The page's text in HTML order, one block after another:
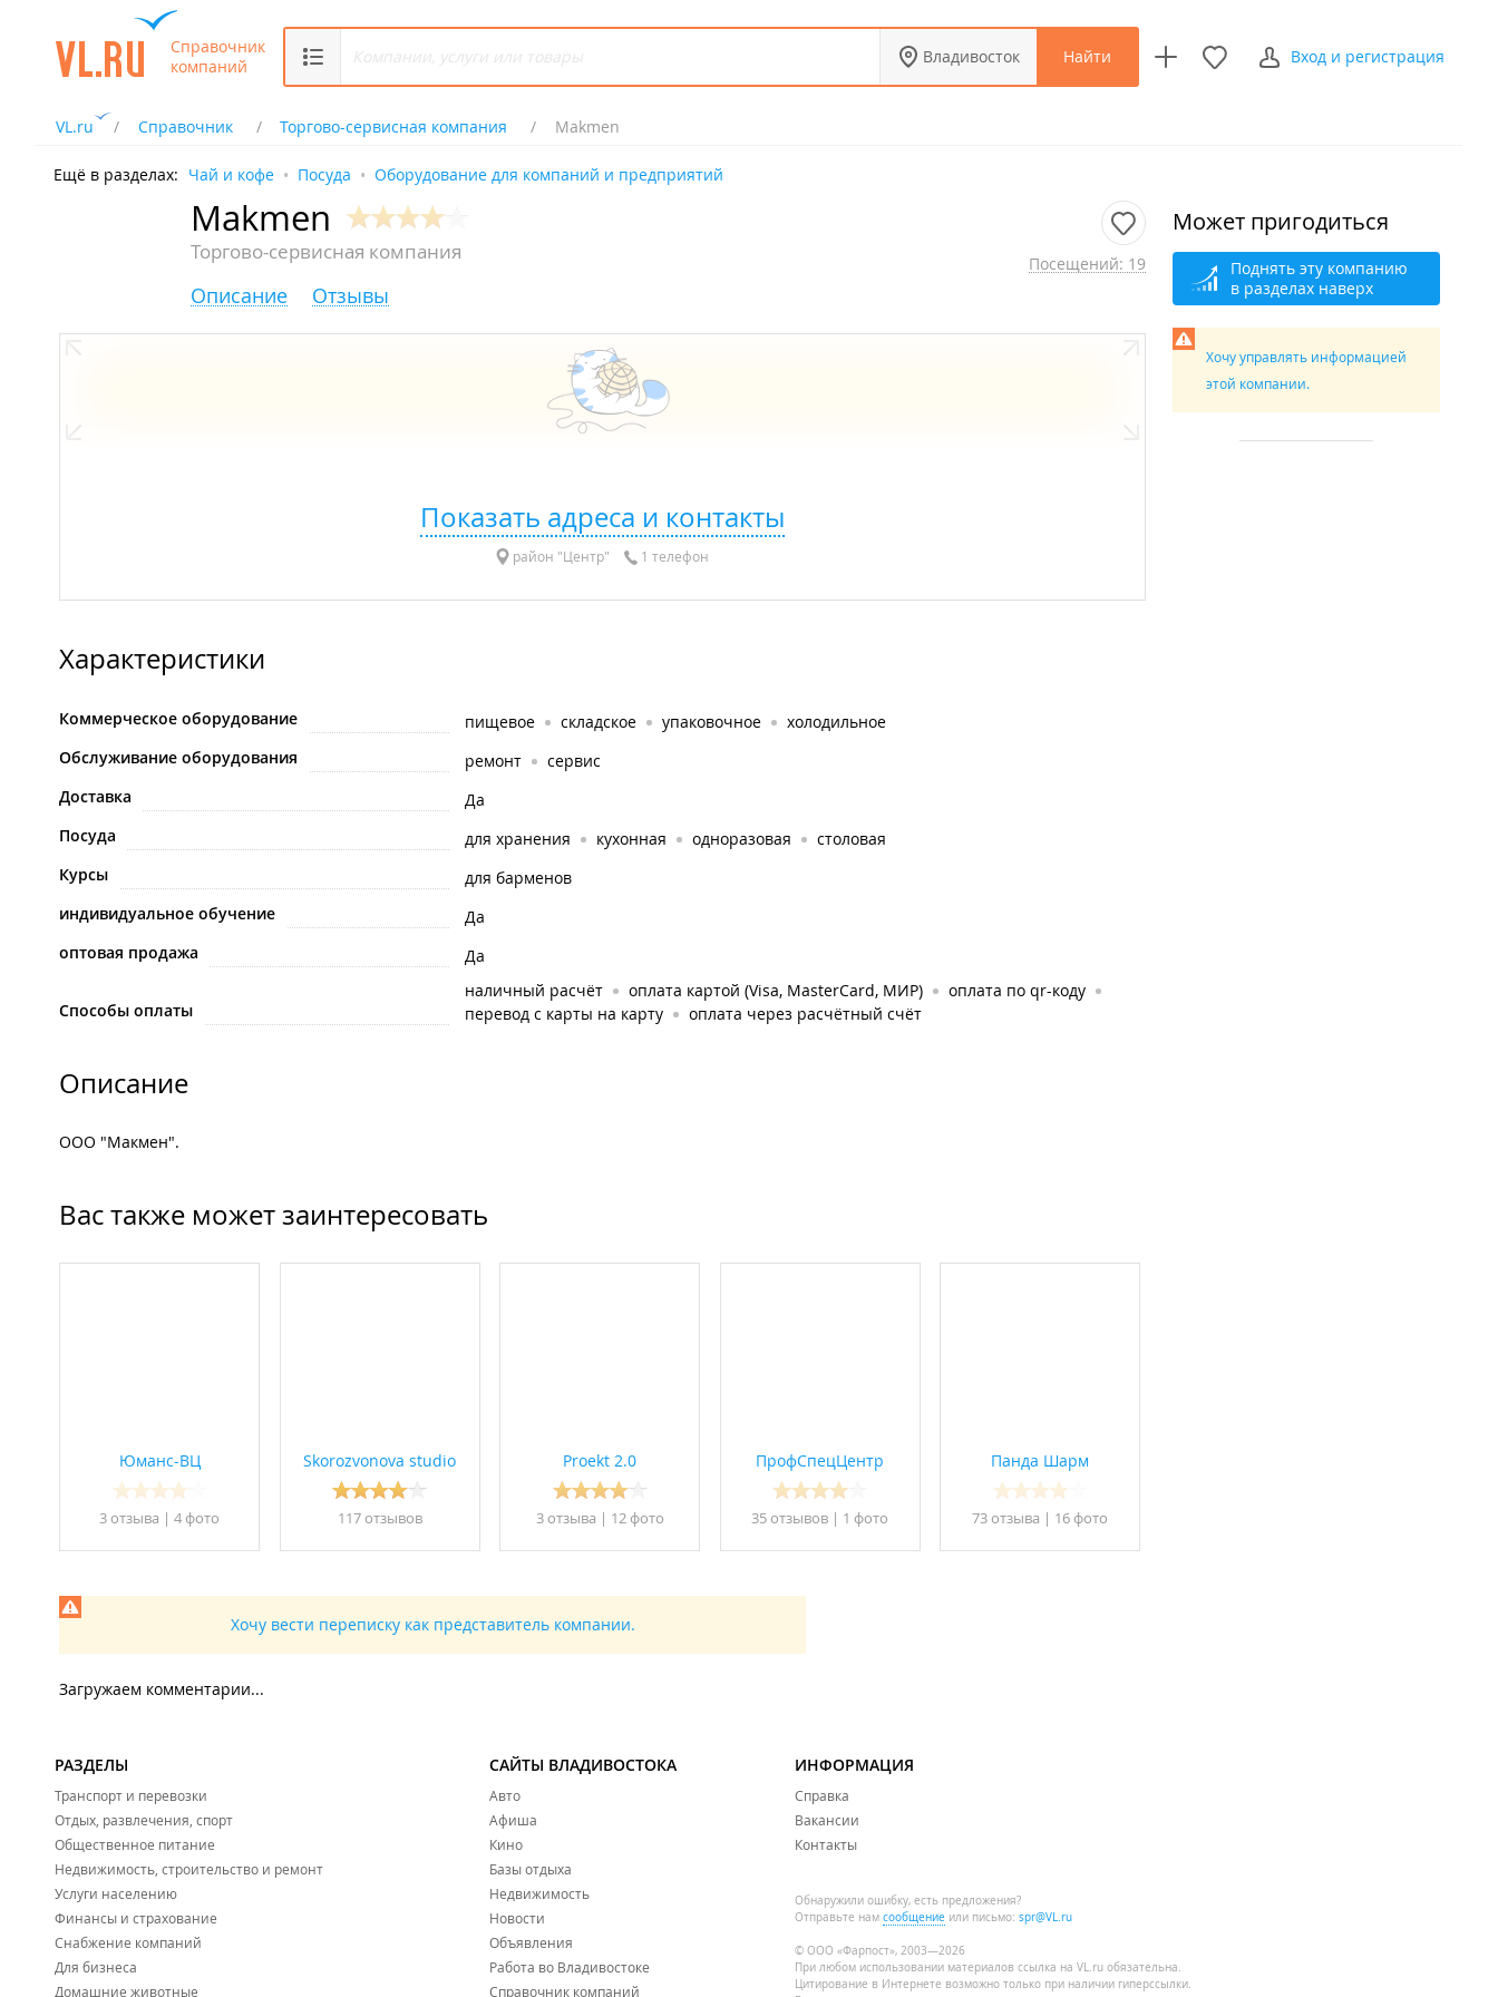
Справочник
компаний
Владивосток Найти Вход и регистрация
VL.ru Справочник Торгово-сервисная компания Makmen
Ещё в разделах: Чай и кофе Посуда Оборудование для компаний и предприятий
Makmen
Торгово-сервисная компания Посещений: 19
Описание Отзывы
Показать адреса и контакты
район "Центр" 1 телефон
Характеристики
Коммерческое оборудование пищевое складское упаковочное
холодильное
Обслуживание оборудования
ремонт
сервис
Доставка
Да
Посуда
для хранения кухонная одноразовая
столовая
Курсы
для барменов
индивидуальное обучение
Да
оптовая продажа
Да
Способы оплаты
наличный расчёт оплата картой (Visa, MasterCard, МИР)
оплата по qr-коду
перевод с карты на карту
оплата через расчётный счёт
Описание
ООО "Макмен".
Вас также может заинтересовать
Юманс-ВЦ
3 отзывa | 4 фото
Skorozvonova studio
117 отзывов
Proekt 2.0
3 отзывa | 12 фото
ПрофСпецЦентр
35 отзывов | 1 фото
Панда Шарм
73 отзывa | 16 фото
Хочу вести переписку как представитель компании.
Загружаем комментарии...
Может пригодиться
Поднять эту компанию
в разделах наверх
Хочу управлять информацией
этой компании.
РАЗДЕЛЫ
Транспорт и перевозки
Отдых, развлечения, спорт
Общественное питание
Недвижимость, строительство и ремонт
Услуги населению
Финансы и страхование
Снабжение компаний
Для бизнеса
Домашние животные
САЙТЫ ВЛАДИВОСТОКА
Авто
Афиша
Кино
Базы отдыха
Недвижимость
Новости
Объявления
Работа во Владивостоке
Справочник компаний
ИНФОРМАЦИЯ
Справка
Вакансии
Контакты
Обнаружили ошибку, есть предложения?
Отправьте нам сообщение или письмо: spr@VL.ru
© ООО «Фарпост», 2003—2026
При любом использовании материалов ссылка на VL.ru обязательна.
Цитирование в Интернете возможно только при наличии гиперссылки.